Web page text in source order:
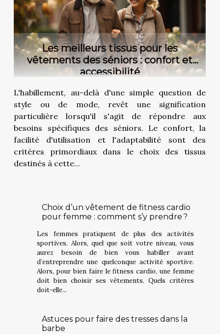
Les meilleurs tissus pour les
vêtements des séniors : confort et
accessibilité
L'habillement, au-delà d'une simple question de
style ou de mode, revêt une signification
particulière lorsqu'il s'agit de répondre aux
besoins spécifiques des séniors. Le confort, la
facilité d'utilisation et l'adaptabilité sont des
critères primordiaux dans le choix des tissus
destinés à cette...
Choix d’un vêtement de fitness cardio
pour femme : comment s’y prendre ?
Les femmes pratiquent de plus des activités
sportives. Alors, quel que soit votre niveau, vous
aurez besoin de bien vous habiller avant
d’entreprendre une quelconque activité sportive.
Alors, pour bien faire le fitness cardio, une femme
doit bien choisir ses vêtements. Quels critères
doit-elle...
Astuces pour faire des tresses dans la
barbe